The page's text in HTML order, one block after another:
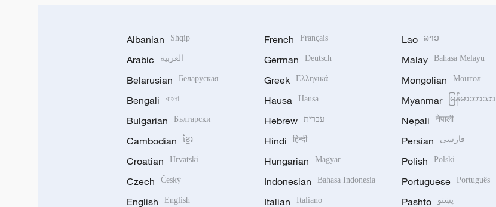
Albanian Shqip
Arabic العربية
Belarusian Беларуская
Bengali বাংলা
Bulgarian Български
Cambodian ខ្មែរ
Croatian Hrvatski
Czech Český
English English
French Français
German Deutsch
Greek Ελληνικά
Hausa Hausa
Hebrew עברית
Hindi हिन्दी
Hungarian Magyar
Indonesian Bahasa Indonesia
Italian Italiano
Lao ລາວ
Malay Bahasa Melayu
Mongolian Монгол
Myanmar မြန်မာဘာသာ
Nepali नेपाली
Persian فارسی
Polish Polski
Portuguese Português
Pashto پښتو